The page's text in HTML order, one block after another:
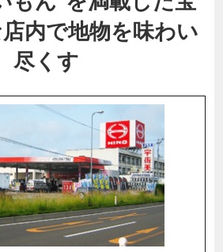
内で地物を味わい
尽くす